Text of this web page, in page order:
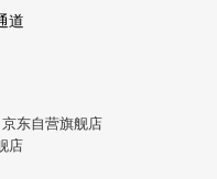
道
京东自营旗舰店
店